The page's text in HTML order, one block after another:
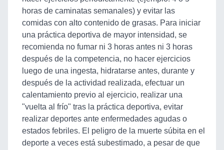
horas de caminatas semanales) y evitar las
comidas con alto contenido de grasas. Para iniciar
una práctica deportiva de mayor intensidad, se
recomienda no fumar ni 3 horas antes ni 3 horas
después de la competencia, no hacer ejercicios
luego de una ingesta, hidratarse antes, durante y
después de la actividad realizada, efectuar un
calentamiento previo al ejercicio, realizar una
"vuelta al frío" tras la práctica deportiva, evitar
realizar deportes ante enfermedades agudas o
estados febriles. El peligro de la muerte súbita en el
deporte a veces está subestimado, a pesar de que